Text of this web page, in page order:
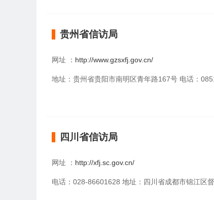
贵州省信访局
网址 ： http://www.gzsxfj.gov.cn/
地址：贵州省贵阳市南明区青年路167号 电话：
四川省信访局
网址 ： http://xfj.sc.gov.cn/
电话：028-86601628 地址：四川省成都市锦江区